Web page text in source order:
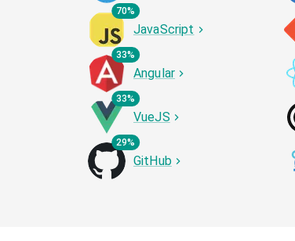
70%
JavaScript
33%
Angular
33%
VueJS
29%
GitHub